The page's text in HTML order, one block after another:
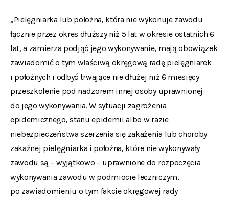
„Pielęgniarka lub położna, która nie wykonuje zawodu
łącznie przez okres dłuższy niż 5 lat w okresie ostatnich 6
lat, a zamierza podjąć jego wykonywanie, mają obowiązek
zawiadomić o tym właściwą okręgową radę pielęgniarek
i położnych i odbyć trwające nie dłużej niż 6 miesięcy
przeszkolenie pod nadzorem innej osoby uprawnionej
do jego wykonywania. W sytuacji zagrożenia
epidemicznego, stanu epidemii albo w razie
niebezpieczeństwa szerzenia się zakażenia lub choroby
zakaźnej pielęgniarka i położna, które nie wykonywały
zawodu są – wyjątkowo – uprawnione do rozpoczęcia
wykonywania zawodu w podmiocie leczniczym,
po zawiadomieniu o tym fakcie okręgowej rady